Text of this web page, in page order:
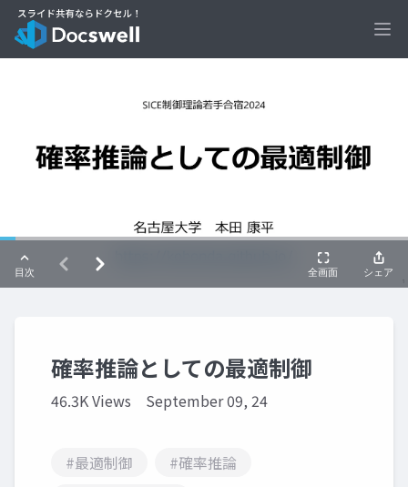
確率推論としての最適制御
46.3K Views September 09, 24
#最適制御
#確率推論